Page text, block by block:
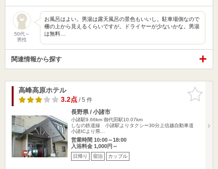
50代～
男性
お風呂はよい。男湯は露天風呂の景色もいいし。駐車場側なので
柵の上から見えるくらいですが。ドライヤーが少ないかな。男湯
は無料…
関連情報から探す
お気に入
りに追加
高峰高原ホテル
3.2点/ 5 件
長野県 / 小諸市
小諸駅9.66km 御代田駅10.07km
しなの鉄道線 小諸駅よりタクシー30分上信越自動車道
小諸ICより県…
営業時間 10:00～18:00
入浴料金 1,000円～
日帰り 宿泊 カップル